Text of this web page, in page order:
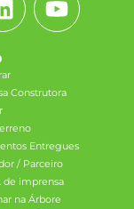
Construtora
Entregues
/ Parceiro
de imprensa
na Árbore